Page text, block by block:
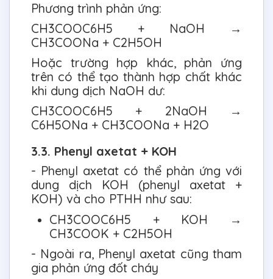
Phương trình phản ứng:
CH3COOC6H5 + NaOH →
CH3COONa + C2H5OH
Hoặc trường hợp khác, phản ứng
trên có thể tạo thành hợp chất khác
khi dung dịch NaOH dư:
CH3COOC6H5 + 2NaOH →
C6H5ONa + CH3COONa + H2O
3.3. Phenyl axetat + KOH
- Phenyl axetat có thể phản ứng với
dung dịch KOH (phenyl axetat +
KOH) và cho PTHH như sau:
CH3COOC6H5 + KOH →
CH3COOK + C2H5OH
- Ngoài ra, Phenyl axetat cũng tham
gia phản ứng đốt cháy